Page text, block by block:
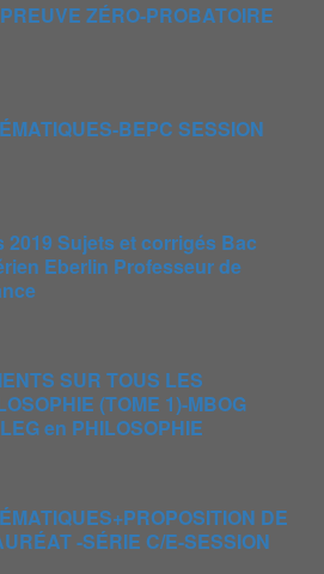
ZÉRO-PROBATOIRE
BEPC SESSION
2019 Sujets et corrigés Bac
Eberlin Professeur de
SUR TOUS LES
(TOME 1)-MBOG
en PHILOSOPHIE
DE
-SÉRIE C/E-SESSION